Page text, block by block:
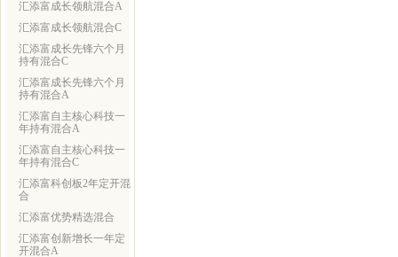
汇添富成长领航混合A
汇添富成长领航混合C
汇添富成长先锋六个月
持有混合C
汇添富成长先锋六个月
持有混合A
汇添富自主核心科技一
年持有混合A
汇添富自主核心科技一
年持有混合C
汇添富科创板2年定开混
合
汇添富优势精选混合
汇添富创新增长一年定
开混合A